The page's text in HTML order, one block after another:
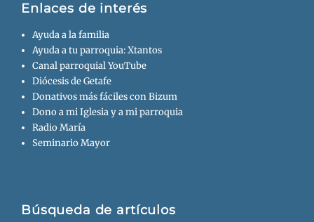
Enlaces de interés
Ayuda a la familia
Ayuda a tu parroquia: Xtantos
Canal parroquial YouTube
Diócesis de Getafe
Donativos más fáciles con Bizum
Dono a mi Iglesia y a mi parroquia
Radio María
Seminario Mayor
Búsqueda de artículos